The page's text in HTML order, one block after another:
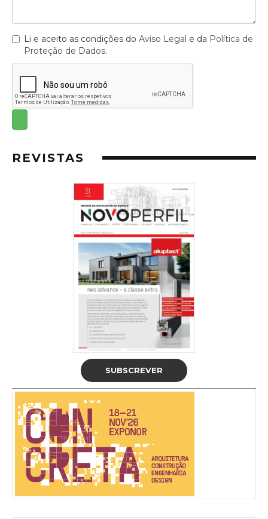
Li e aceito as condições do Aviso Legal e da Política de
Proteção de Dados.
REVISTAS
SUBSCREVER